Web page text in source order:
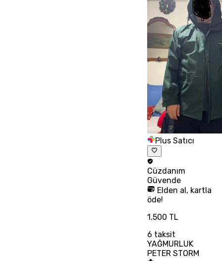
Plus Satıcı
Cüzdanım
Güvende
Elden al, kartla
öde!
1.500 TL
6 taksit
YAĞMURLUK
PETER STORM